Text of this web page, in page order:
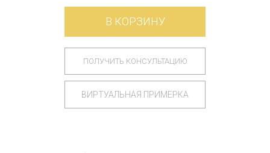
В КОРЗИНУ
ПОЛУЧИТЬ КОНСУЛЬТАЦИЮ
ВИРТУАЛЬНАЯ ПРИМЕРКА